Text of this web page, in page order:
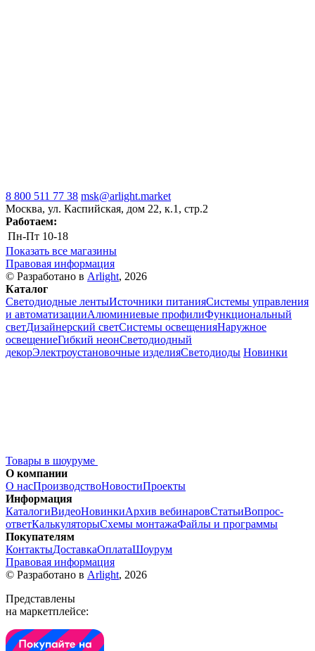
8 800 511 77 38 msk@arlight.market
Москва, ул. Каспийская, дом 22, к.1, стр.2
Работаем:
Пн-Пт 10-18
Показать все магазины
Правовая информация
© Разработано в Arlight, 2026
Каталог
Светодиодные лентыИсточники питанияСистемы управления
и автоматизацииАлюминиевые профилиФункциональный
светДизайнерский светСистемы освещенияНаружное
освещениеГибкий неонСветодиодный
декорЭлектроустановочные изделияСветодиоды Новинки
Товары в шоуруме
О компании
О насПроизводствоНовостиПроекты
Информация
КаталогиВидеоНовинкиАрхив вебинаровСтатьиВопрос-
ответКалькуляторыСхемы монтажаФайлы и программы
Покупателям
КонтактыДоставкаОплатаШоурум
Правовая информация
© Разработано в Arlight, 2026
Представлены
на маркетплейсе: